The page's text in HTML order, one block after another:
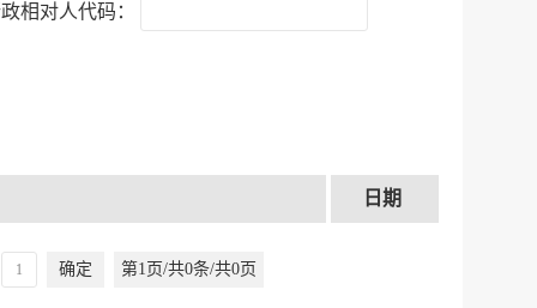
相对人代码：
日期
确定 第1页/共0条/共0页